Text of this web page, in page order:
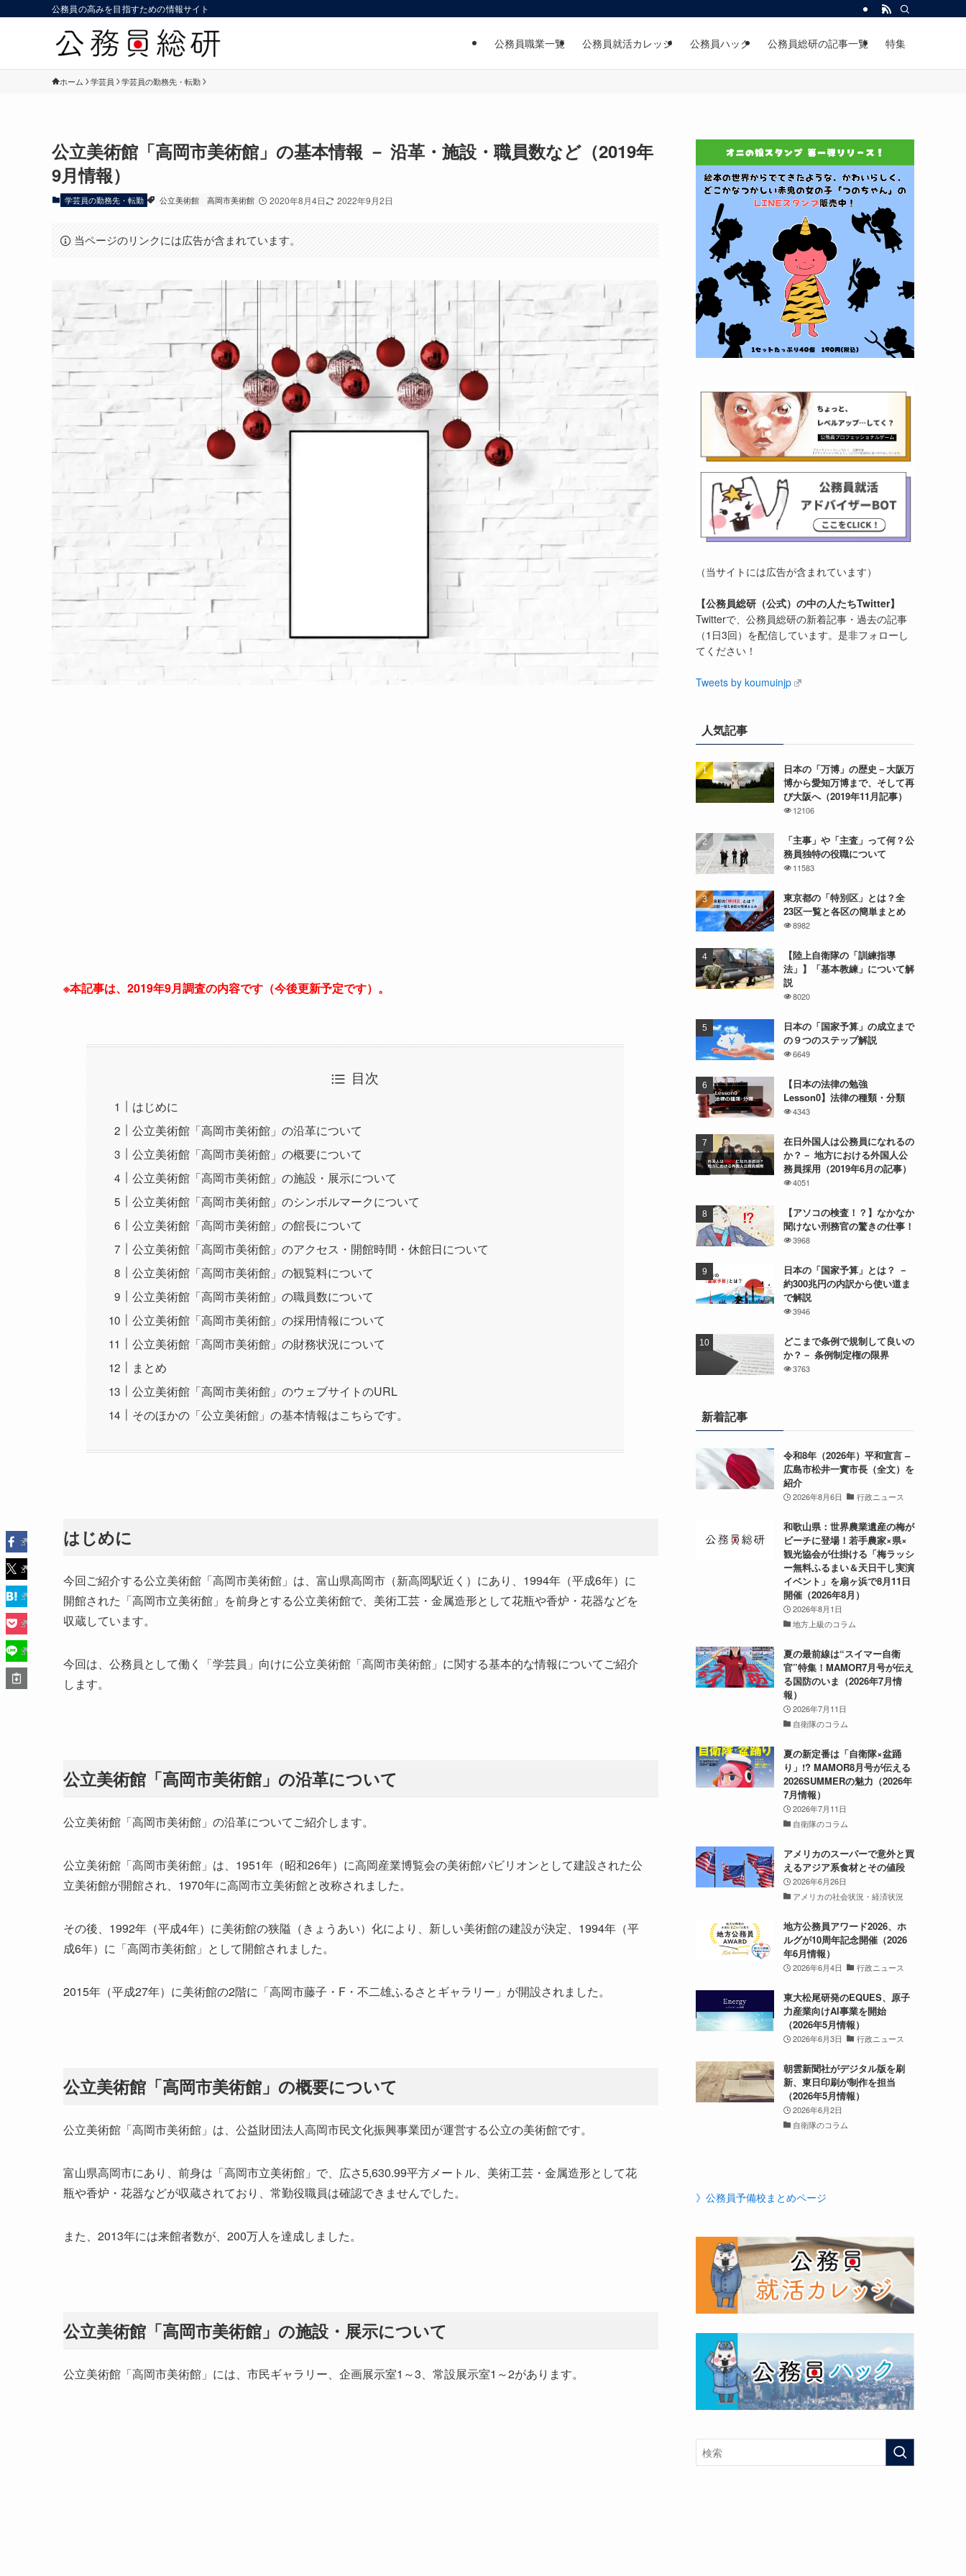
公務員の高みを目指すための情報サイト
公務員職業一覧 公務員就活カレッジ 公務員ハック 公務員総研の記事一覧 特集
ホーム 学芸員 学芸員の勤務先・転勤
公立美術館「高岡市美術館」の基本情報 － 沿革・施設・職員数など（2019年
9月情報）
学芸員の勤務先・転勤 公立美術館 高岡市美術館 2020年8月4日 2022年9月2日
当ページのリンクには広告が含まれています。
※本記事は、2019年9月調査の内容です（今後更新予定です）。
目次
はじめに
公立美術館「高岡市美術館」の沿革について
公立美術館「高岡市美術館」の概要について
公立美術館「高岡市美術館」の施設・展示について
公立美術館「高岡市美術館」のシンボルマークについて
公立美術館「高岡市美術館」の館長について
公立美術館「高岡市美術館」のアクセス・開館時間・休館日について
公立美術館「高岡市美術館」の観覧料について
公立美術館「高岡市美術館」の職員数について
公立美術館「高岡市美術館」の採用情報について
公立美術館「高岡市美術館」の財務状況について
まとめ
公立美術館「高岡市美術館」のウェブサイトのURL
そのほかの「公立美術館」の基本情報はこちらです。
はじめに
今回ご紹介する公立美術館「高岡市美術館」は、富山県高岡市（新高岡駅近く）にあり、1994年（平成6年）に
開館された「高岡市立美術館」を前身とする公立美術館で、美術工芸・金属造形として花瓶や香炉・花器などを
収蔵しています。
今回は、公務員として働く「学芸員」向けに公立美術館「高岡市美術館」に関する基本的な情報についてご紹介
します。
公立美術館「高岡市美術館」の沿革について
公立美術館「高岡市美術館」の沿革についてご紹介します。
公立美術館「高岡市美術館」は、1951年（昭和26年）に高岡産業博覧会の美術館パビリオンとして建設された公
立美術館が開館され、1970年に高岡市立美術館と改称されました。
その後、1992年（平成4年）に美術館の狭隘（きょうあい）化により、新しい美術館の建設が決定、1994年（平
成6年）に「高岡市美術館」として開館されました。
2015年（平成27年）に美術館の2階に「高岡市藤子・F・不二雄ふるさとギャラリー」が開設されました。
公立美術館「高岡市美術館」の概要について
公立美術館「高岡市美術館」は、公益財団法人高岡市民文化振興事業団が運営する公立の美術館です。
富山県高岡市にあり、前身は「高岡市立美術館」で、広さ5,630.99平方メートル、美術工芸・金属造形として花
瓶や香炉・花器などが収蔵されており、常勤役職員は確認できませんでした。
また、2013年には来館者数が、200万人を達成しました。
公立美術館「高岡市美術館」の施設・展示について
公立美術館「高岡市美術館」には、市民ギャラリー、企画展示室1～3、常設展示室1～2があります。
（当サイトには広告が含まれています）
【公務員総研（公式）の中の人たちTwitter】
Twitterで、公務員総研の新着記事・過去の記事
（1日3回）を配信しています。是非フォローし
てください！
Tweets by koumuinjp
人気記事
日本の「万博」の歴史－大阪万
博から愛知万博まで、そして再
び大阪へ（2019年11月記事）
12106
「主事」や「主査」って何？公
務員独特の役職について
11583
東京都の「特別区」とは？全
23区一覧と各区の簡単まとめ
8982
【陸上自衛隊の「訓練指導
法」】「基本教練」について解
説
8020
日本の「国家予算」の成立まで
の９つのステップ解説
6649
【日本の法律の勉強
Lesson0】法律の種類・分類
4343
在日外国人は公務員になれるの
か？－ 地方における外国人公
務員採用（2019年6月の記事）
4051
【アソコの検査！？】なかなか
聞けない刑務官の驚きの仕事！
3968
日本の「国家予算」とは？ －
約300兆円の内訳から使い道ま
で解説
3946
どこまで条例で規制して良いの
か？－ 条例制定権の限界
3763
新着記事
令和8年（2026年）平和宣言 –
広島市松井一實市長（全文）を
紹介
2026年8月6日 行政ニュース
和歌山県：世界農業遺産の梅が
ビーチに登場！若手農家×県×
観光協会が仕掛ける「梅ラッシ
ー無料ふるまい＆天日干し実演
イベント」を扇ヶ浜で8月11日
開催（2026年8月）
2026年8月1日
地方上級のコラム
夏の最前線は“スイマー自衛
官”特集！MAMOR7月号が伝え
る国防のいま（2026年7月情
報）
2026年7月11日
自衛隊のコラム
夏の新定番は「自衛隊×盆踊
り」!? MAMOR8月号が伝える
2026SUMMERの魅力（2026年
7月情報）
2026年7月11日
自衛隊のコラム
アメリカのスーパーで意外と買
えるアジア系食材とその値段
2026年6月26日
アメリカの社会状況・経済状況
地方公務員アワード2026、ホ
ルグが10周年記念開催（2026
年6月情報）
2026年6月4日 行政ニュース
東大松尾研発のEQUES、原子
力産業向けAI事業を開始
（2026年5月情報）
2026年6月3日 行政ニュース
朝雲新聞社がデジタル版を刷
新、東日印刷が制作を担当
（2026年5月情報）
2026年6月2日
自衛隊のコラム
》公務員予備校まとめページ